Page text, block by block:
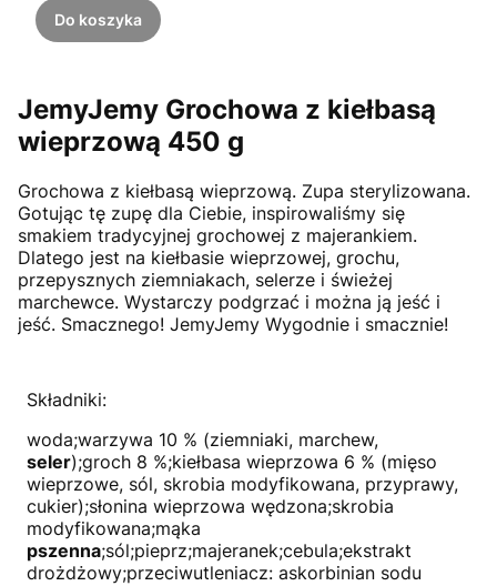
Do koszyka
JemyJemy Grochowa z kiełbasą
wieprzową 450 g
Grochowa z kiełbasą wieprzową. Zupa sterylizowana.
Gotując tę zupę dla Ciebie, inspirowaliśmy się
smakiem tradycyjnej grochowej z majerankiem.
Dlatego jest na kiełbasie wieprzowej, grochu,
przepysznych ziemniakach, selerze i świeżej
marchewce. Wystarczy podgrzać i można ją jeść i
jeść. Smacznego! JemyJemy Wygodnie i smacznie!
Składniki:
woda;warzywa 10 % (ziemniaki, marchew,
seler);groch 8 %;kiełbasa wieprzowa 6 % (mięso
wieprzowe, sól, skrobia modyfikowana, przyprawy,
cukier);słonina wieprzowa wędzona;skrobia
modyfikowana;mąka
pszenna;sól;pieprz;majeranek;cebula;ekstrakt
drożdżowy;przeciwutleniacz: askorbinian sodu